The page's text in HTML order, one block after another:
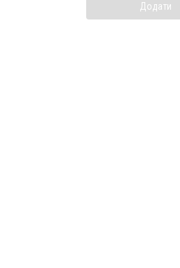
Додати